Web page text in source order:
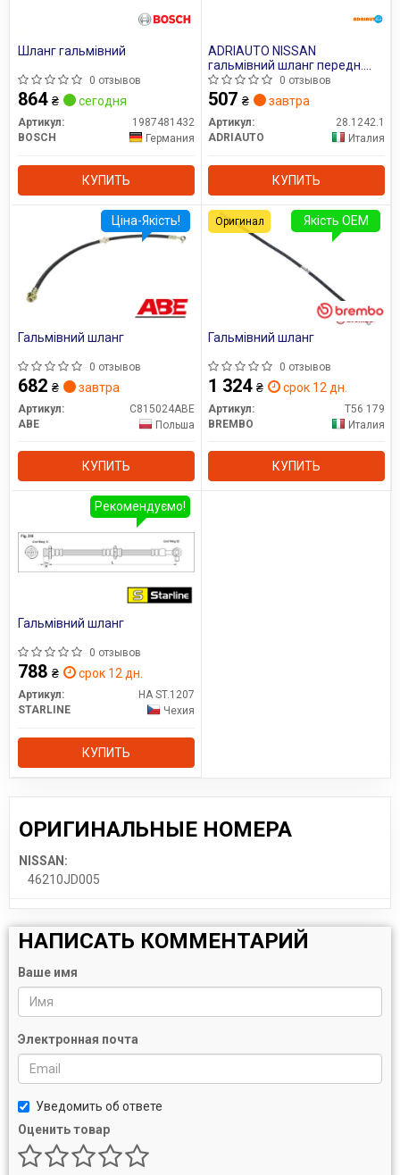
Все запчасти LPR →
Шланг гальмівний
0 отзывов
864 ₴ сегодня
Артикул:
1987481432
BOSCH
Германия
КУПИТЬ
ADRIAUTO NISSAN
гальмівний шланг передн.
лів. QASHQAI, QASHQAI +2
0 отзывов
507 ₴ завтра
Артикул:
28.1242.1
ADRIAUTO
Италия
КУПИТЬ
Гальмівний шланг
0 отзывов
682 ₴ завтра
Артикул:
C815024ABE
ABE
Польша
КУПИТЬ
Ціна-Якість!
Гальмівний шланг
0 отзывов
1 324 ₴ срок 12 дн.
Артикул:
T56 179
BREMBO
Италия
КУПИТЬ
Якість OEM
Оригинал
Гальмівний шланг
0 отзывов
788 ₴ срок 12 дн.
Артикул:
HA ST.1207
STARLINE
Чехия
КУПИТЬ
Рекомендуємо!
ОРИГИНАЛЬНЫЕ НОМЕРА
NISSAN:
46210JD005
НАПИСАТЬ КОММЕНТАРИЙ
Ваше имя
Электронная почта
Уведомить об ответе
Оценить товар